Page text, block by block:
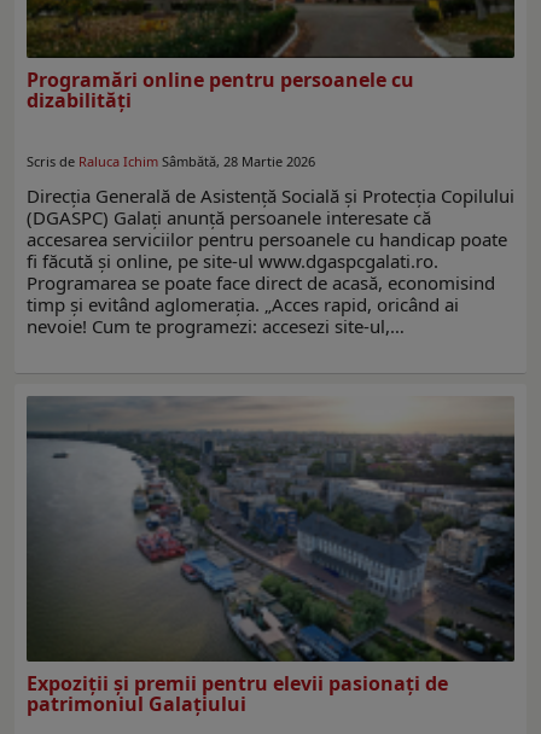
Programări online pentru persoanele cu
dizabilităţi
Scris de Raluca Ichim Sâmbătă, 28 Martie 2026
Direcția Generală de Asistență Socială și Protecția Copilului
(DGASPC) Galați anunță persoanele interesate că
accesarea serviciilor pentru persoanele cu handicap poate
fi făcută și online, pe site-ul www.dgaspcgalati.ro.
Programarea se poate face direct de acasă, economisind
timp și evitând aglomerația. „Acces rapid, oricând ai
nevoie! Cum te programezi: accesezi site-ul,…
Expoziții și premii pentru elevii pasionați de
patrimoniul Galațiului